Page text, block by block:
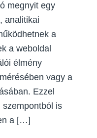
megnyit egy
analitikai
a
a weboldal
élmény
vagy a
Ezzel
szempontból is
a […]